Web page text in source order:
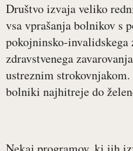
Društvo izvaja veliko
vsa vprašanja bolnikov s
pokojninsko-invalidskega
zdravstvenega
ustreznim
bolniki najhitreje do